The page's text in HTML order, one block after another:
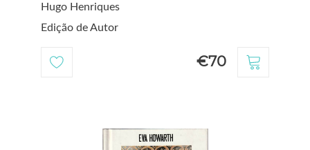
Hugo Henriques
Edição de Autor
€70